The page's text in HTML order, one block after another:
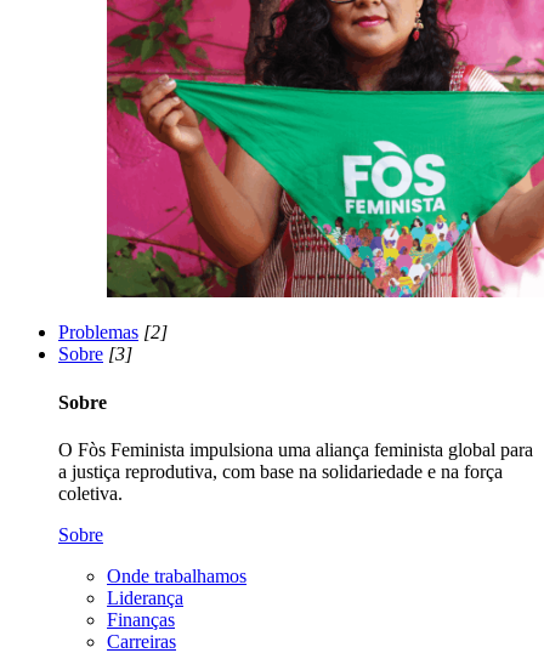
Problemas [2]
Sobre [3]
Sobre
O Fòs Feminista impulsiona uma aliança feminista global para
a justiça reprodutiva, com base na solidariedade e na força
coletiva.
Sobre
Onde trabalhamos
Liderança
Finanças
Carreiras